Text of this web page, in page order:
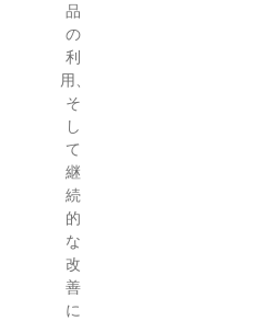
品
の
利
用、
そ
し
て
継
続
的
な
改
善
に